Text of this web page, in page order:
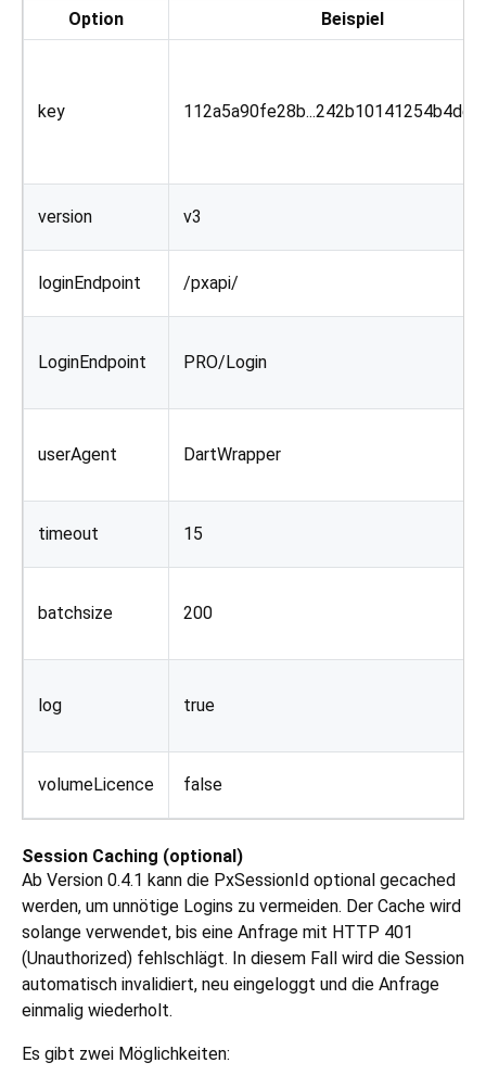
Option Beispiel
key
version v3
loginEndpoint /pxapi/
LoginEndpoint PRO/Login
userAgent DartWrapper
timeout 15
batchsize 200
log true
volumeLicence false
Session Caching (optional)
Ab Version 0.4.1 kann die PxSessionId optional gecached
werden, um unnötige Logins zu vermeiden. Der Cache wird
solange verwendet, bis eine Anfrage mit HTTP 401
(Unauthorized) fehlschlägt. In diesem Fall wird die Session
automatisch invalidiert, neu eingeloggt und die Anfrage
einmalig wiederholt.
Es gibt zwei Möglichkeiten: